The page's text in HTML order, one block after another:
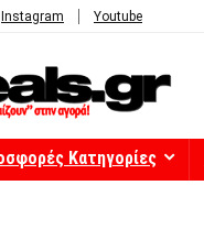
Instagram Youtube
Κατηγορίες